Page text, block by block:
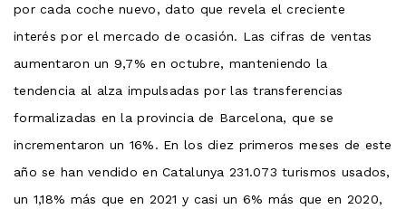
por cada coche nuevo, dato que revela el creciente
interés por el mercado de ocasión. Las cifras de ventas
aumentaron un 9,7% en octubre, manteniendo la
tendencia al alza impulsadas por las transferencias
formalizadas en la provincia de Barcelona, ​​que se
incrementaron un 16%. En los diez primeros meses de este
año se han vendido en Catalunya 231.073 turismos usados,
un 1,18% más que en 2021 y casi un 6% más que en 2020,